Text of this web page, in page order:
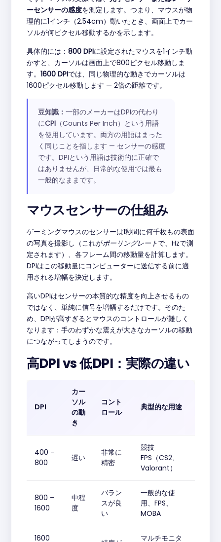
ーセンサーの感度を測定します。つまり、マウスが物
理的に1インチ（2.54cm）動いたとき、画面上でカー
ソルが何ピクセル移動するかを示します。
具体的には： 800 DPIに設定されたマウスを1インチ動
かすと、カーソルは画面上で800ピクセル移動しま
す。 1600 DPIでは、同じ物理的な動きでカーソルは
1600ピクセル移動します — 2倍の距離です。
豆知識： 一部のメーカーはDPIの代わり
にCPI（Counts Per Inch）という用語
を使用しています。両方の用語はまった
く同じことを指します — センサーの感度
です。DPIという用語は技術的に正確で
はありませんが、日常的な使用では最も
一般的なままです。
マウスセンサーの仕組み
ゲーミングマウスのセンサーは1秒間に何千枚もの表面
の写真を撮影し（これがポーリングレートで、Hzで測
定されます）、各フレーム間の移動量を計算します。
DPIはこの移動量にコンピューターに送信する前に適
用される増幅を決定します。
高いDPIはセンサーの本質的な精度を向上させるもの
ではなく、単純に信号を増幅するだけです。そのた
め、DPIが高すぎるとマウスのコントロールが難しく
なります：手のわずかな震えが大きなカーソルの移動
につながってしまうのです。
高DPI vs 低DPI：実際の違い
DPI
カー
ソル
の動
き
コント
ロール
典型的な用途
400 –
800
遅い
非常に
精密
競技
FPS（CS2、
Valorant）
800 –
1600
中程
度
バラン
スが良
い
一般的な使
用、FPS、
MOBA
1600
マルチモニタ